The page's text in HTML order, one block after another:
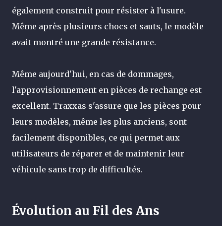
également construit pour résister à l'usure.
Même après plusieurs chocs et sauts, le modèle
avait montré une grande résistance.
Même aujourd'hui, en cas de dommages,
l'approvisionnement en pièces de rechange est
excellent. Traxxas s'assure que les pièces pour
leurs modèles, même les plus anciens, sont
facilement disponibles, ce qui permet aux
utilisateurs de réparer et de maintenir leur
véhicule sans trop de difficultés.
Évolution au Fil des Ans